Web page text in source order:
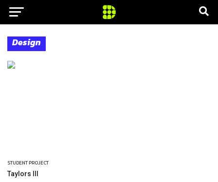
Design
STUDENT PROJECT
Taylors III